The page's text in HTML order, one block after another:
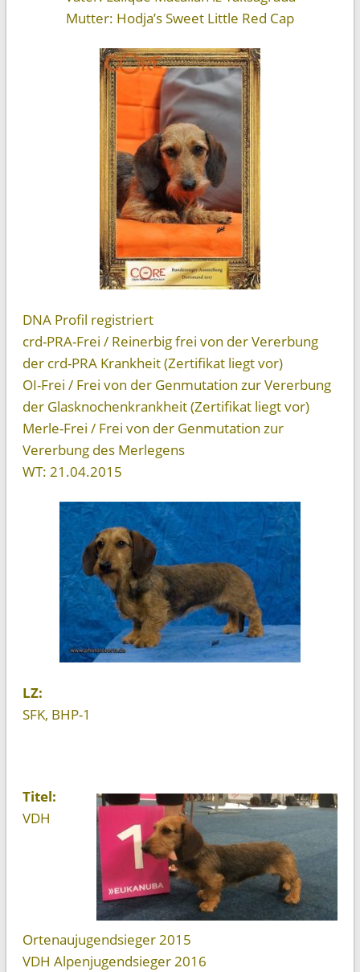
Mutter: Hodja’s Sweet Little Red Cap
DNA Profil registriert
crd-PRA-Frei / Reinerbig frei von der Vererbung
der crd-PRA Krankheit (Zertifikat liegt vor)
OI-Frei / Frei von der Genmutation zur Vererbung
der Glasknochenkrankheit (Zertifikat liegt vor)
Merle-Frei / Frei von der Genmutation zur
Vererbung des Merlegens
WT: 21.04.2015
LZ:
SFK, BHP-1
Titel:
VDH
Ortenaujugendsieger 2015
VDH Alpenjugendsieger 2016